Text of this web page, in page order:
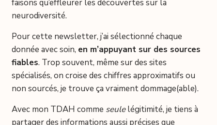
faisons qu’effleurer les découvertes sur la
neurodiversité.
Pour cette newsletter, j’ai sélectionné chaque
donnée avec soin, en m’appuyant sur des sources
fiables. Trop souvent, même sur des sites
spécialisés, on croise des chiffres approximatifs ou
non sourcés, je trouve ça vraiment dommage(able).
Avec mon TDAH comme seulelégitimité, je tiens à
partager des informations aussi précises que